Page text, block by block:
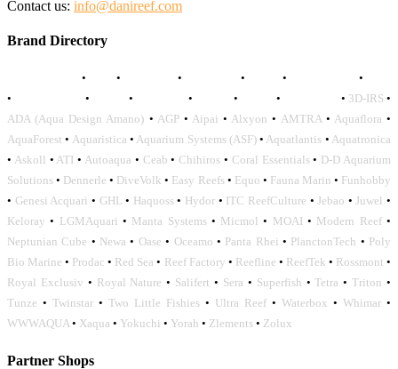
Contact us: info@danireef.com
Brand Directory
• • • • • •
•
• • • • • • 3D-IRS •
ADA (Aqua Design Amano) • AGP• Aipai • Alxyon • AMTRA• Aquaflora •
AquaForest • Aquaristica • Aquarium Systems (ASF)• Aquatlantis • Aquatronica
• Askoll • ATI • Autoaqua • Ceab • Chihiros • Coral Essentials• D-D Aquarium
Solutions • Dennerle • DiveVolk • Easy Reefs• Equo • Fauna Marin • Funhobby
• Genesi Acquari • GHL • Haquoss• Hydor • ITC ReefCulture •Jebao •Juwel •
Keloray • LGMAquari • Manta Systems• Micmol • MOAI • Modern Reef•
Neptunian Cube • Newa • Oase • Oceamo • Panta Rhei • PlanctonTech • Poly
Bio Marine • Prodac • Red Sea • Reef Factory • Reefline • ReefTek • Rossmont •
Royal Exclusiv • Royal Nature • Salifert • Sera • Superfish •Tetra •Triton •
Tunze • Twinstar • Two Little Fishies • Ultra Reef • Waterbox • Whimar •
WWWAQUA• Xaqua • Yokuchi • Yorah • Zlements • Zolux
Partner Shops